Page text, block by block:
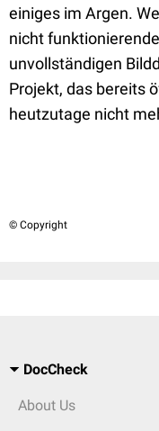
einiges im Argen.
nicht
unvollständigen
Projekt, das bereits
heutzutage nicht
© Copyright
DocCheck
About Us